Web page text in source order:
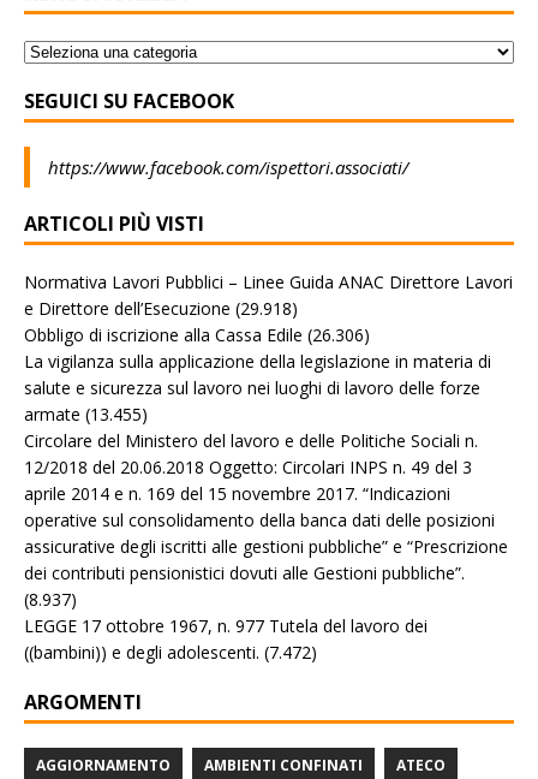
SEGUICI SU FACEBOOK
https://www.facebook.com/ispettori.associati/
ARTICOLI PIÙ VISTI
Normativa Lavori Pubblici – Linee Guida ANAC Direttore Lavori
e Direttore dell’Esecuzione (29.918)
Obbligo di iscrizione alla Cassa Edile (26.306)
La vigilanza sulla applicazione della legislazione in materia di
salute e sicurezza sul lavoro nei luoghi di lavoro delle forze
armate (13.455)
Circolare del Ministero del lavoro e delle Politiche Sociali n.
12/2018 del 20.06.2018 Oggetto: Circolari INPS n. 49 del 3
aprile 2014 e n. 169 del 15 novembre 2017. “Indicazioni
operative sul consolidamento della banca dati delle posizioni
assicurative degli iscritti alle gestioni pubbliche” e “Prescrizione
dei contributi pensionistici dovuti alle Gestioni pubbliche”.
(8.937)
LEGGE 17 ottobre 1967, n. 977 Tutela del lavoro dei
((bambini)) e degli adolescenti. (7.472)
ARGOMENTI
AGGIORNAMENTO AMBIENTI CONFINATI ATECO